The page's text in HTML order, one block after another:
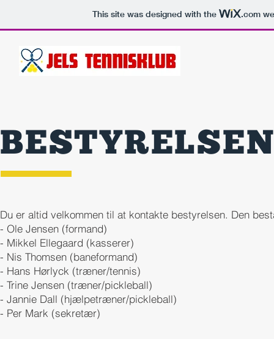
This site was designed with the .com
BLIV MEDLEM
Du er altid velkommen til at kontakte bestyrelsen. Den
- Ole Jensen (formand)
- Mikkel Ellegaard (kasserer)
- Nis Thomsen (baneformand)
- Hans Hørlyck (træner/tennis)
- Trine Jensen (træner/pickleball)
- Jannie Dall (hjælpetræner/pickleball)
- Per Mark (sekretær)